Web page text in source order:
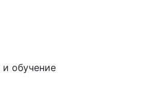
обучение